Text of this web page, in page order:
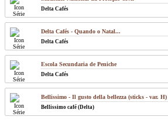
Delta Cafés
Delta Cafés - Quando o Natal...
Delta Cafés
Escola Secundaria de Peniche
Delta Cafés
Bellissimo - Il gusto della bellezza (sticks - var. H)
Bellissimo café (Delta)